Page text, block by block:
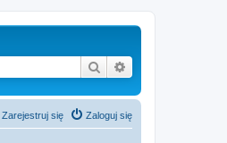
Szukaj
Zaloguj się
Zarejestruj się